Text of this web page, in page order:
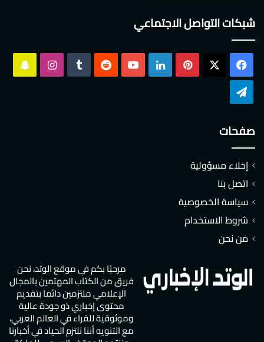
شبكات التواصل الاجتماعي
فيسبوك بينتيريست لينكدإن ‫YouTube انستقرام
صفحات
إخلاء مسؤولية
اتصل بنا
سياسة الخصوصية
شروط الاستخدام
من نحن
مرحبًا بكم في موقع الوتد، نحن
فريق من الكتاب المهتمين بالمجال
الإعلامي ملتزمين دائما بتقديم
محتوى إخباري ذو جودة عالية
وموثوقية للقراء في العالم العربي،
مع التنويه أننا نلتزم الحياد في أخبارنا